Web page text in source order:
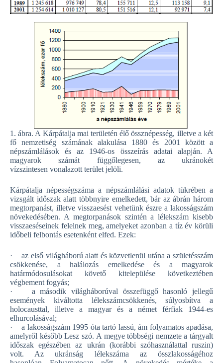
1. ábra. A Kárpátalja mai területén élő össznépesség, illetve a két
fő nemzetiség számának alakulása 1880 és 2001 között a
népszámlálások és az 1946-os összeírás adatai alapján. A
magyarok számát függőlegesen, az ukránokét
vízszintesen vonalazott terület jelöli.
Kárpátalja népességszáma a népszámlálási adatok tükrében a
vizsgált időszak alatt többnyire emelkedett, bár az ábrán három
megtorpanást, illetve visszaesést vehetünk észre a lakosságszám
növekedésében. A megtorpanások szintén a lélekszám kisebb
visszaeséseinek felelnek meg, amelyeket azonban a tíz év körüli
időbeli felbontás esetenként elfed. Ezek:
· az első világháború alatt és közvetlenül utána a születésszám
csökkenése, a halálozás emelkedése és a magyarok
határmódosulásokat követő kitelepülése következtében
végbement fogyás;
· a második világháborúval összefüggő hasonló jellegű
események kiváltotta lélekszámcsökkenés, súlyosbítva a
holocausttal, illetve a magyar és a német férfiak 1944-es
elhurcolásával;
· a lakosságszám 1995 óta tartó lassú, ám folyamatos apadása,
amelyről később Lesz szó. A megye többségi nemzete a tárgyalt
időszak egészében az ukrán (korábbi szóhasználattal ruszin)
volt. Az ukránság lélekszáma az összlakosságéhoz